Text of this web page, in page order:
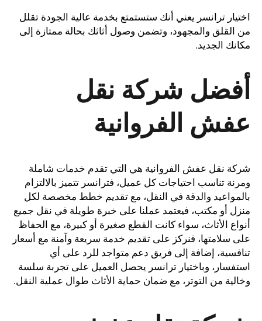
اختيار ترانسر يعني أنك ستستمتع بخدمة عالية الجودة تقلل
من القلق والمجهود، وتضمن وصول أثاثك بحالة ممتازة إلى
مكانك الجديد.
أفضل شركة نقل
عفش الفروانية
شركة نقل عفش الفروانية هي التي تقدم خدمات شاملة
ومرنة تناسب احتياجات كل عميل، فترانسر تتميز بالالتزام
بالمواعيد والدقة في النقل، مع تقديم خطط مخصصة لكل
منزل أو مكتب، فيعتمد عملنا على خبرة طويلة في نقل جميع
أنواع الأثاث، سواء كانت القطع صغيرة أو كبيرة، مع الحفاظ
على سلامتها، فنركز على تقديم خدمة سريعة وآمنة مع أسعار
تنافسية، إضافة إلى فريق دعم متواجد للرد على أي
استفسار، وباختيار ترانسر يحصل العميل على تجربة سلسة
وخالية من التوتر، مع ضمان حماية الأثاث طوال عملية النقل.